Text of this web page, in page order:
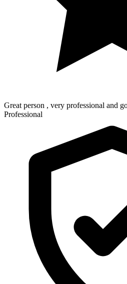
Great person , very professional and
Professional